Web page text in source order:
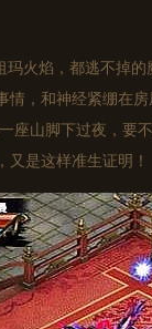
玛火焰，都逃不掉
情，和神经紧绷在
座山脚下过夜，要
又是这样准生证明！